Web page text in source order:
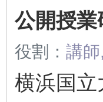
公開授
役割： 講
横浜国